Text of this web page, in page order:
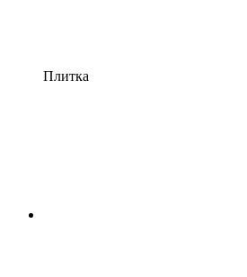
Плитка